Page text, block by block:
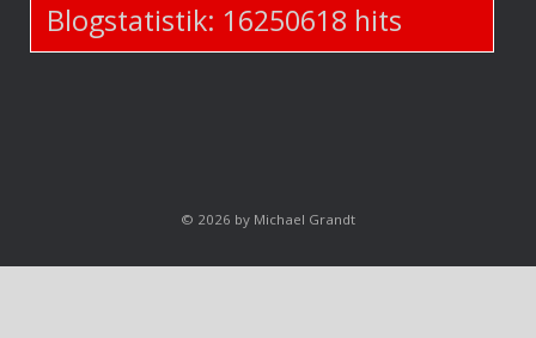
Blogstatistik: 16250618 hits
© 2026 by Michael Grandt